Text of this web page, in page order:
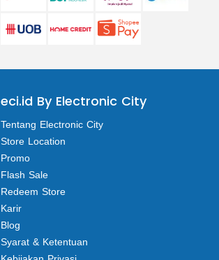
eci.id By Electronic City
Tentang Electronic City
Store Location
Promo
Flash Sale
Redeem Store
Karir
Blog
Syarat & Ketentuan